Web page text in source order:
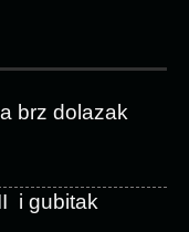
brz dolazak
i gubitak